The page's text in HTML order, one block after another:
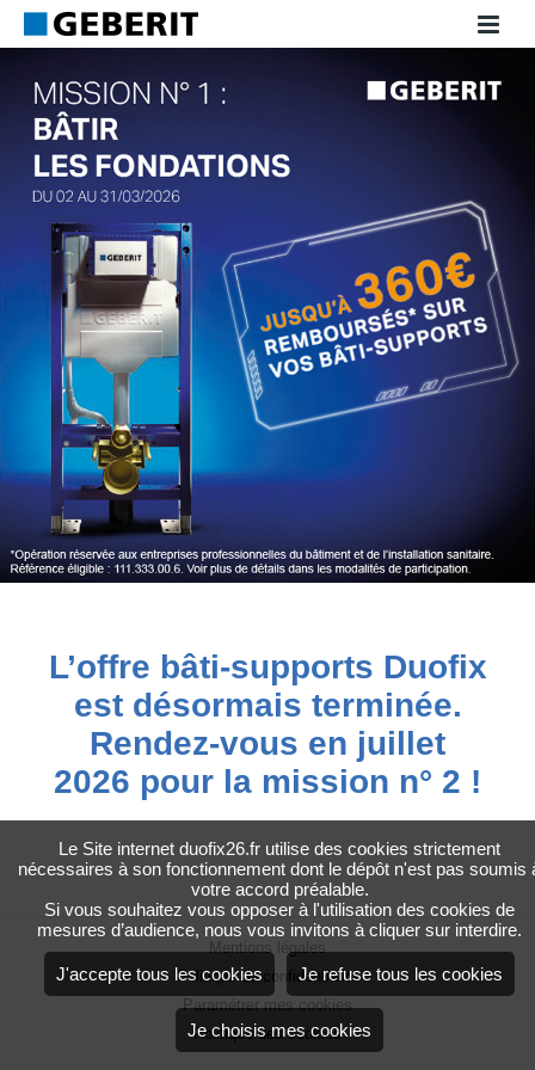
L’offre bâti-supports Duofix
est désormais terminée.
Rendez-vous en juillet
2026 pour la mission n° 2 !
Mentions légales
Politique de confidentialité
Paramétrer mes cookies
Politique des cookies
Le Site internet duofix26.fr utilise des cookies strictement
nécessaires à son fonctionnement dont le dépôt n'est pas soumis
votre accord préalable.
Si vous souhaitez vous opposer à l'utilisation des cookies de
mesures d’audience, nous vous invitons à cliquer sur interdire.
J'accepte tous les cookies Je refuse tous les cookies
Je choisis mes cookies